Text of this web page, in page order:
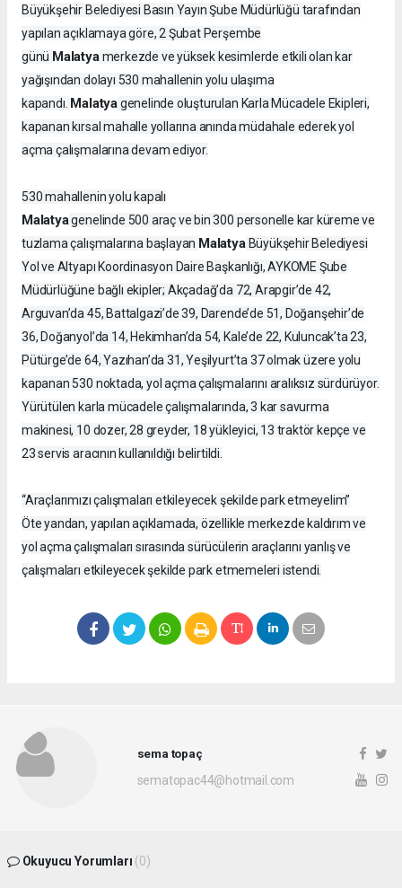
Büyükşehir Belediyesi Basın Yayın Şube Müdürlüğü tarafından
yapılan açıklamaya göre, 2 Şubat Perşembe
günü Malatyamerkezde ve yüksek kesimlerde etkili olan kar
yağışından dolayı 530 mahallenin yolu ulaşıma
kapandı. Malatyagenelinde oluşturulan Karla Mücadele Ekipleri,
kapanan kırsal mahalle yollarına anında müdahale ederek yol
açma çalışmalarına devam ediyor.
530 mahallenin yolu kapalı
Malatyagenelinde 500 araç ve bin 300 personelle kar küreme ve
tuzlama çalışmalarına başlayan MalatyaBüyükşehir Belediyesi
Yol ve Altyapı Koordinasyon Daire Başkanlığı, AYKOME Şube
Müdürlüğüne bağlı ekipler; Akçadağ’da 72, Arapgir’de 42,
Arguvan’da 45, Battalgazi’de 39, Darende’de 51, Doğanşehir’de
36, Doğanyol’da 14, Hekimhan’da 54, Kale’de 22, Kuluncak’ta 23,
Pütürge’de 64, Yazıhan’da 31, Yeşilyurt’ta 37 olmak üzere yolu
kapanan 530 noktada, yol açma çalışmalarını aralıksız sürdürüyor.
Yürütülen karla mücadele çalışmalarında, 3 kar savurma
makinesi, 10 dozer, 28 greyder, 18 yükleyici, 13 traktör kepçe ve
23 servis aracının kullanıldığı belirtildi.
“Araçlarımızı çalışmaları etkileyecek şekilde park etmeyelim”
Öte yandan, yapılan açıklamada, özellikle merkezde kaldırım ve
yol açma çalışmaları sırasında sürücülerin araçlarını yanlış ve
çalışmaları etkileyecek şekilde park etmemeleri istendi.
sema topaç
sematopac44@hotmail.com
Okuyucu Yorumları (0)